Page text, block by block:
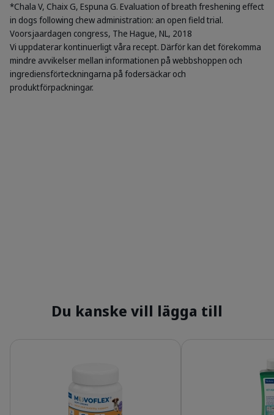
*Chala V, Chaix G, Espuna G. Evaluation of breath freshening effect
in dogs following chew administration: an open field trial.
Voorsjaardagen congress, The Hague, NL, 2018
Vi uppdaterar kontinuerligt våra recept. Därför kan det förekomma
mindre avvikelser mellan informationen på webbshoppen och
ingrediensförteckningarna på fodersäckar och
produktförpackningar.
Du kanske vill lägga till